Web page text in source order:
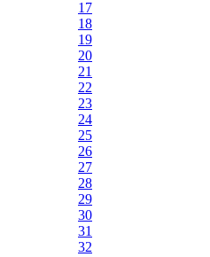
17
18
19
20
21
22
23
24
25
26
27
28
29
30
31
32